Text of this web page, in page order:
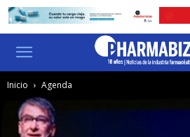
Inicio Agenda